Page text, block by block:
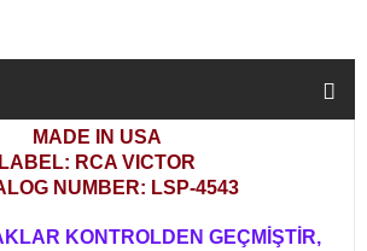
MADE IN USA
LABEL: RCA VICTOR
NUMBER: LSP-4543
KONTROLDEN GEÇMİŞTİR,